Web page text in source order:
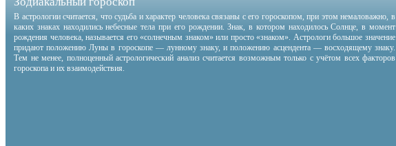
В астрологии считается, что судьба и характер человека связаны с его гороскопом, при этом немаловажно, в
каких знаках находились небесные тела при его рождении. Знак, в котором находилось Солнце, в момент
рождения человека, называется его «солнечным знаком» или просто «знаком». Астрологи большое значение
придают положению Луны в гороскопе — лунному знаку, и положению асцендента — восходящему знаку.
Тем не менее, полноценный астрологический анализ считается возможным только с учётом всех факторов
гороскопа и их взаимодействия.